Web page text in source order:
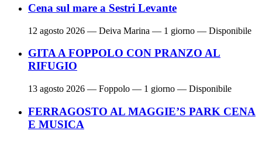
Cena sul mare a Sestri Levante
12 agosto 2026 — Deiva Marina — 1 giorno — Disponibile
GITA A FOPPOLO CON PRANZO AL
RIFUGIO
13 agosto 2026 — Foppolo — 1 giorno — Disponibile
FERRAGOSTO AL MAGGIE’S PARK CENA
E MUSICA